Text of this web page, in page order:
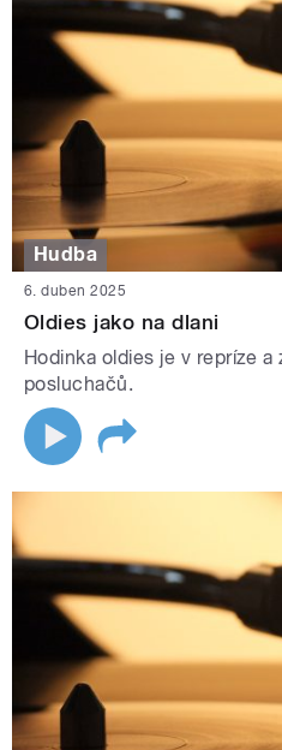
Hudba
6. duben 2025
Oldies jako na dlani
Hodinka oldies je v repríze
posluchačů.